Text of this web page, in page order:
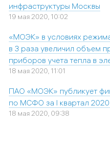
инфраструктуры Москвы
19 мая 2020, 10:02
«МОЭК» в условиях
в 3 раза увеличил объем
приборов учета тепла в
18 мая 2020, 11:01
ПАО «МОЭК» публикует
по МСФО за I квартал 2020
18 мая 2020, 09:38